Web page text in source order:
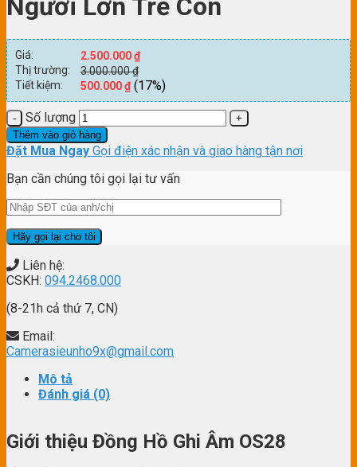
Người Lớn Trẻ Con
Giá: 2.500.000₫
Thị trường:
3.000.000₫
Tiết kiệm:
500.000₫ (17%)
Số lượng
Thêm vào giỏ hàng
Đặt Mua Ngay Gọi điện xác nhận và giao hàng tận nơi
Bạn cần chúng tôi gọi lại tư vấn
Liên hệ:
CSKH: 094.2468.000
(8-21h cả thứ 7, CN)
Email:
Camerasieunho9x@gmail.com
Mô tả
Đánh giá (0)
Giới thiệu Đồng Hồ Ghi Âm OS28